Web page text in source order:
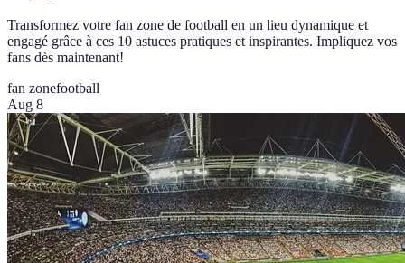
Transformez votre fan zone de football en un lieu dynamique et
engagé grâce à ces 10 astuces pratiques et inspirantes. Impliquez vos
fans dès maintenant!
fan zonefootball
Aug 8